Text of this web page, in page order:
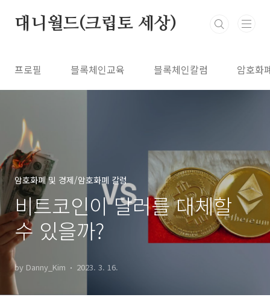
대니월드(크립토 세상)
프로필 블록체인교육 블록체인칼럼 암호화
암호화폐 및 경제/암호화폐 칼럼
비트코인이 달러를 대체할
수 있을까?
by Danny_Kim 2023. 3. 16.